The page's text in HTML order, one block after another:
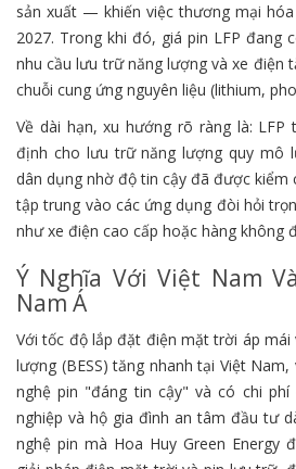
sản xuất — khiến việc thương mại
2027. Trong khi đó, giá pin LFP đang
nhu cầu lưu trữ năng lượng và xe điện
chuỗi cung ứng nguyên liệu (lithium,
Về dài hạn, xu hướng rõ ràng là:
định cho lưu trữ năng lượng quy mô
dân dụng nhờ độ tin cậy đã được kiểm
tập trung vào các ứng dụng đòi hỏi
như xe điện cao cấp hoặc hàng không
Ý Nghĩa Với Việt Nam
Nam Á
Với tốc độ lắp đặt điện mặt trời áp
lượng (BESS) tăng nhanh tại Việt
nghệ pin "đáng tin cậy" và có chi phí
nghiệp và hộ gia đình an tâm đầu tư
nghệ pin mà Hoa Huy Green Energy